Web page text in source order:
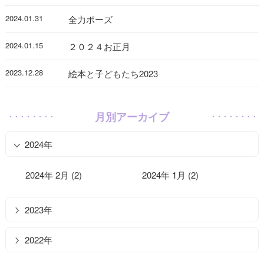
2024.01.31 全力ポーズ
2024.01.15 ２０２４お正月
2023.12.28 絵本と子どもたち2023
月別アーカイブ
2024年
2024年 2月 (2) 2024年 1月 (2)
2023年
2022年